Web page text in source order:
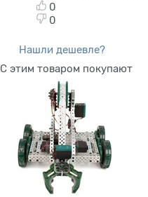
0
0
Нашли дешевле?
С этим товаром покупают